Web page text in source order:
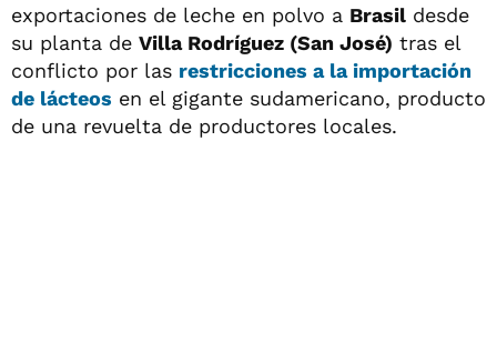
exportaciones de leche en polvo a Brasil desde
su planta de Villa Rodríguez (San José) tras el
conflicto por las restricciones a la importación
de lácteos en el gigante sudamericano, producto
de una revuelta de productores locales.